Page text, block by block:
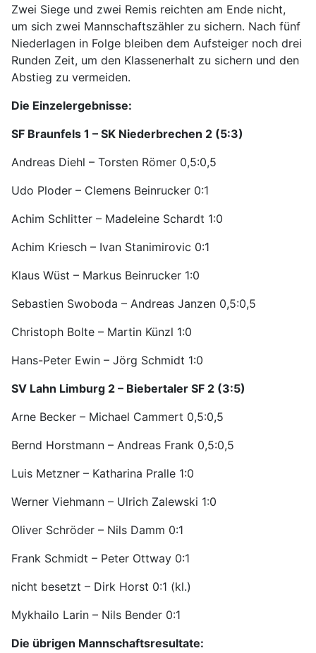
Zwei Siege und zwei Remis reichten am Ende nicht,
um sich zwei Mannschaftszähler zu sichern. Nach fünf
Niederlagen in Folge bleiben dem Aufsteiger noch drei
Runden Zeit, um den Klassenerhalt zu sichern und den
Abstieg zu vermeiden.
Die Einzelergebnisse:
SF Braunfels 1 – SK Niederbrechen 2 (5:3)
Andreas Diehl – Torsten Römer 0,5:0,5
Udo Ploder – Clemens Beinrucker 0:1
Achim Schlitter – Madeleine Schardt 1:0
Achim Kriesch – Ivan Stanimirovic 0:1
Klaus Wüst – Markus Beinrucker 1:0
Sebastien Swoboda – Andreas Janzen 0,5:0,5
Christoph Bolte – Martin Künzl 1:0
Hans-Peter Ewin – Jörg Schmidt 1:0
SV Lahn Limburg 2 – Biebertaler SF 2 (3:5)
Arne Becker – Michael Cammert 0,5:0,5
Bernd Horstmann – Andreas Frank 0,5:0,5
Luis Metzner – Katharina Pralle 1:0
Werner Viehmann – Ulrich Zalewski 1:0
Oliver Schröder – Nils Damm 0:1
Frank Schmidt – Peter Ottway 0:1
nicht besetzt – Dirk Horst 0:1 (kl.)
Mykhailo Larin – Nils Bender 0:1
Die übrigen Mannschaftsresultate: